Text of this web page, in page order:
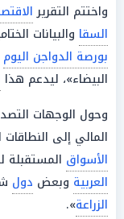
واختتم التقرير
السقا والبيانات
بورصة الدواجن اليوم
البيضاء»، ليدعم هذا
وحول الوجهات
المالي إلى
الأسواق المستقبلة
العربية وبعض دول
الزراعة».